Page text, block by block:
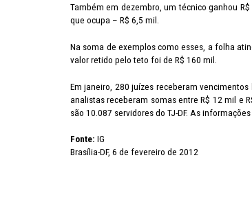
Também em dezembro, um técnico ganhou
que ocupa – R$ 6,5 mil.
Na soma de exemplos como esses, a folha
valor retido pelo teto foi de R$ 160 mil.
Em janeiro, 280 juízes receberam
analistas receberam somas entre R$ 12 mil e
são 10.087 servidores do TJ-DF. As
Fonte: IG
Brasília-DF, 6 de fevereiro de 2012